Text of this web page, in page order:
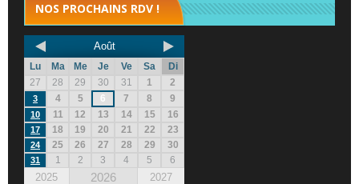
NOS PROCHAINS RDV !
Août
Lu Ma Me Je Ve Sa
Di
27
28 29 30 31 1 2
3 4 5 6 7 8 9
10 11 12 13 14 15 16
17 18 19 20 21 22 23
24 25 26 27 28 29 30
31 1 2 3 4 5 6
2025 2026 2027